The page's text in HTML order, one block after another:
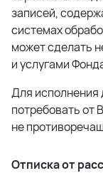
записей,
системах
может сделать
и услугами
Для исполнения
потребовать от
не
Отписка от